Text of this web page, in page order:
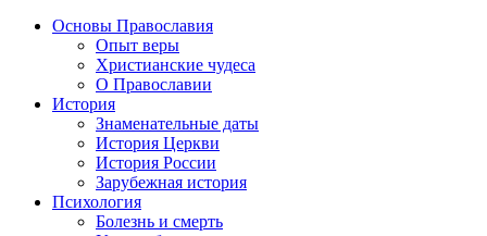
Основы Православия
Опыт веры
Христианские чудеса
О Православии
История
Знаменательные даты
История Церкви
История России
Зарубежная история
Психология
Болезнь и смерть